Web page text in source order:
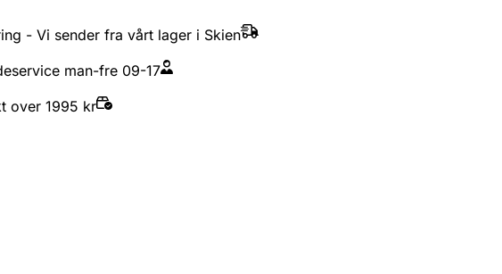
- Vi sender fra vårt lager i Skien
man-fre 09-17
over 1995 kr